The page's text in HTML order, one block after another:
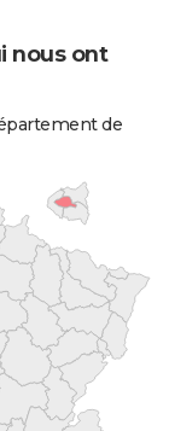
nous ont
de